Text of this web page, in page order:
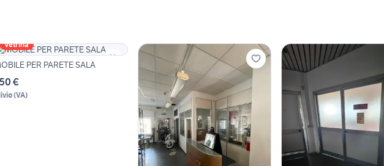
Vetrina
PER PARETE SALA
€
(VA)